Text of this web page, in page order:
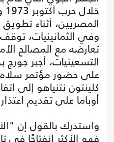
المصريين، أثناء
وفي الثمانينيات،
تعارضه مع المصالح
التسعينيات، أجبر
على حضور مؤتمر
كلينتون نتنياهو إلى
أوباما على تقديم
واستدرك بالقول إن
فهو الأكثر انفتاحًا في